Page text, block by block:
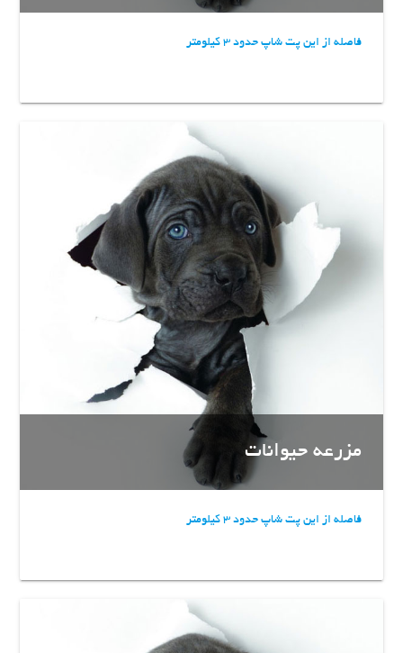
فاصله از این پت شاپ حدود 3 کیلومتر
مزرعه حیوانات
فاصله از این پت شاپ حدود 3 کیلومتر